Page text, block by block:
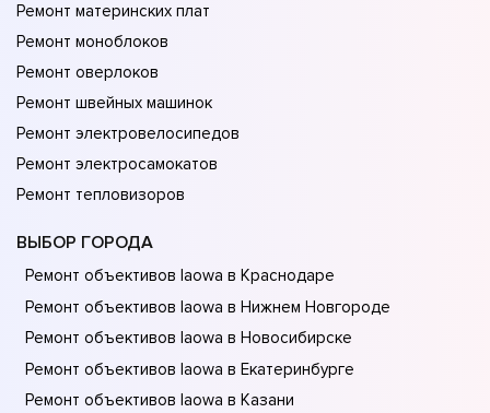
Ремонт материнских плат
Ремонт моноблоков
Ремонт оверлоков
Ремонт швейных машинок
Ремонт электровелосипедов
Ремонт электросамокатов
Ремонт тепловизоров
ВЫБОР ГОРОДА
Ремонт объективов laowa в Краснодаре
Ремонт объективов laowa в Нижнем Новгороде
Ремонт объективов laowa в Новосибирске
Ремонт объективов laowa в Екатеринбурге
Ремонт объективов laowa в Казани